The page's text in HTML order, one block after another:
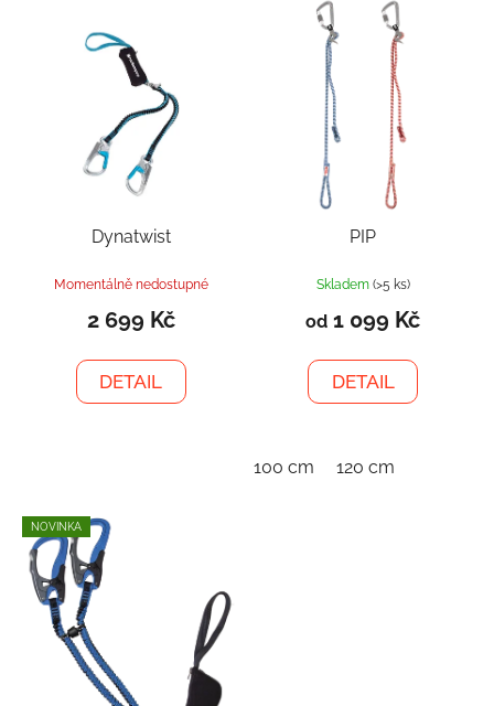
Dynatwist
Momentálně nedostupné
2 699 Kč
DETAIL
PIP
Skladem (>5 ks)
od 1 099 Kč
DETAIL
100 cm 120 cm
NOVINKA